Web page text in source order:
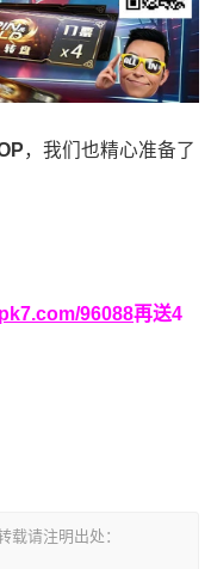
，我们也精心准备了
96088再送4
载请注明出处：